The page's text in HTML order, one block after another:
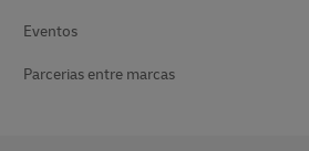
Eventos
Parcerias entre marcas